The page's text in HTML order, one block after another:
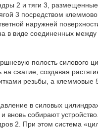
2 и тяги 3,
3 посредством
наружней
в виде соединенных между
полость силового
сжатие, создавая
резьбы, а клеммовые
в силовых
вновь собирают
2. При этом система